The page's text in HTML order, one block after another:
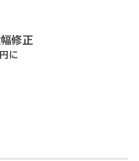
幅修正
に